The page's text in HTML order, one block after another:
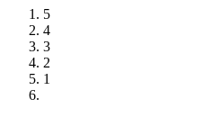
5
4
3
2
1